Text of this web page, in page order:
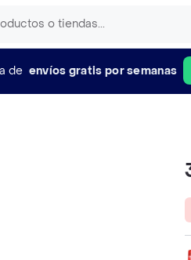
de envíos gratis por semanas